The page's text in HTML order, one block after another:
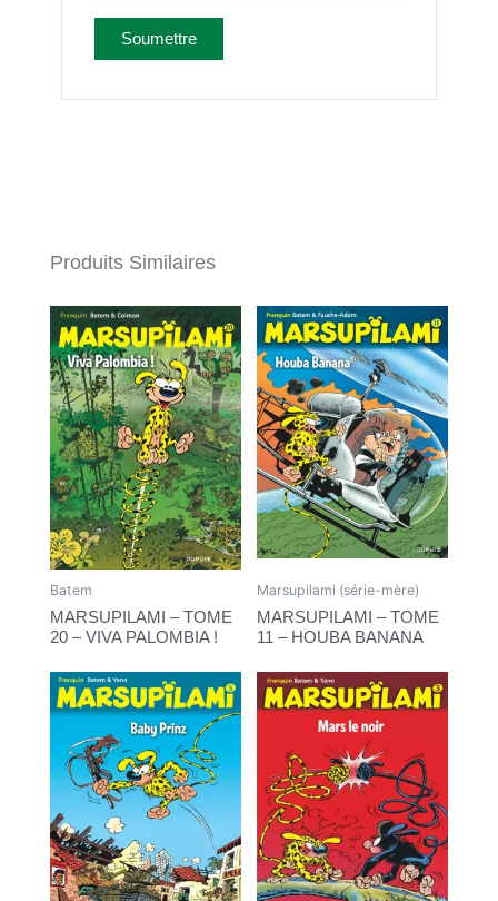
Produits Similaires
Batem
MARSUPILAMI – TOME
20 – VIVA PALOMBIA !
Marsupilami (série-mère)
MARSUPILAMI – TOME
11 – HOUBA BANANA